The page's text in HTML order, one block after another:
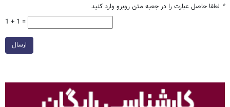
* لطفا حاصل عبارت را در جعبه متن روبرو وارد کنید
1 + 1 =
ارسال